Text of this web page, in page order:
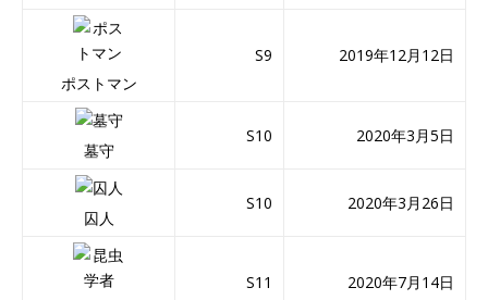
ポストマン
S9 2019年12月12日
墓守
S10 2020年3月5日
囚人
S10 2020年3月26日
S11 2020年7月14日